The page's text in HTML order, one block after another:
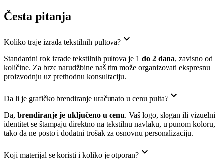
Česta pitanja
Koliko traje izrada tekstilnih pultova?
Standardni rok izrade tekstilnih pultova je 1 do 2 dana, zavisno od
količine. Za brze narudžbine naš tim može organizovati ekspresnu
proizvodnju uz prethodnu konsultaciju.
Da li je grafičko brendiranje uračunato u cenu pulta?
Da, brendiranje je uključeno u cenu. Vaš logo, slogan ili vizuelni
identitet se štampaju direktno na tekstilnu navlaku, u punom koloru,
tako da ne postoji dodatni trošak za osnovnu personalizaciju.
Koji materijal se koristi i koliko je otporan?